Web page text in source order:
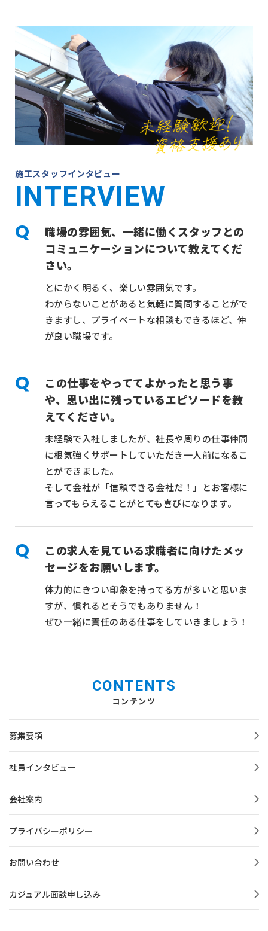
施工スタッフインタビュー
INTERVIEW
職場の雰囲気、一緒に働くスタッフとの
コミュニケーションについて教えてくだ
さい。
とにかく明るく、楽しい雰囲気です。
わからないことがあると気軽に質問することがで
きますし、プライベートな相談もできるほど、仲
が良い職場です。
この仕事をやっててよかったと思う事
や、思い出に残っているエピソードを教
えてください。
未経験で入社しましたが、社長や周りの仕事仲間
に根気強くサポートしていただき一人前になるこ
とができました。
そして会社が「信頼できる会社だ！」とお客様に
言ってもらえることがとても喜びになります。
この求人を見ている求職者に向けたメッ
セージをお願いします。
体力的にきつい印象を持ってる方が多いと思いま
すが、慣れるとそうでもありません！
ぜひ一緒に責任のある仕事をしていきましょう！
CONTENTS
コンテンツ
募集要項
社員インタビュー
会社案内
プライバシーポリシー
お問い合わせ
カジュアル面談申し込み